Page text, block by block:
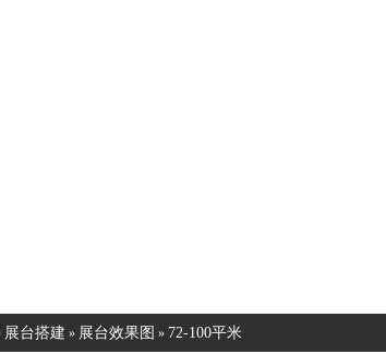
展台搭建 » 展台效果图 » 72-100平米